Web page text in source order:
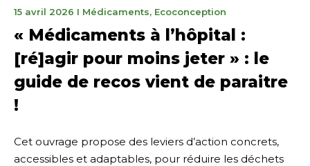
15 avril 2026 20
2026
I Médicaments, Ecoconception
« Médicaments à l’hôpital :
[ré]agir pour moins jeter » : le
guide de recos vient de paraitre
!
Cet ouvrage propose des leviers d’action concrets,
accessibles et adaptables, pour réduire les déchets